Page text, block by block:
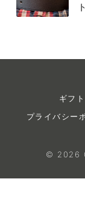
ギフ
プライバシー
© 2026